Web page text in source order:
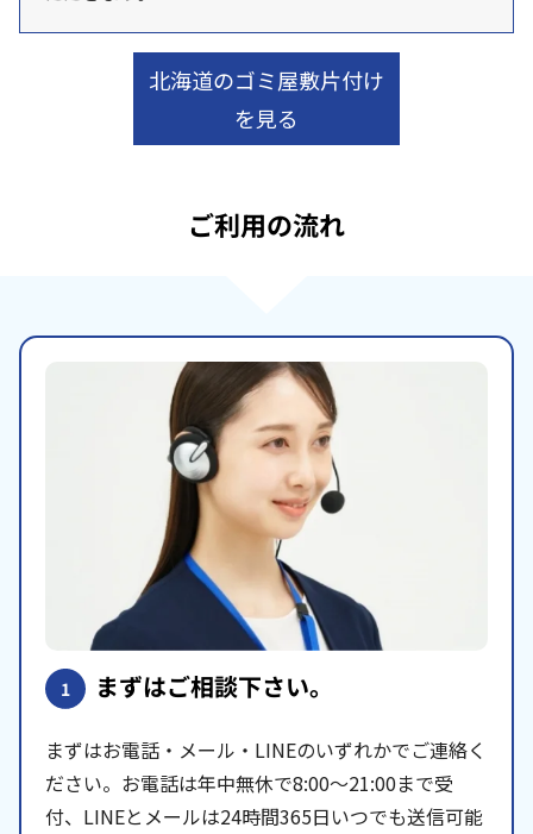
北海道のゴミ屋敷片付け
を見る
ご利用の流れ
1 まずはご相談下さい。
まずはお電話・メール・LINEのいずれかでご連絡く
ださい。お電話は年中無休で8:00〜21:00まで受
付、LINEとメールは24時間365日いつでも送信可能